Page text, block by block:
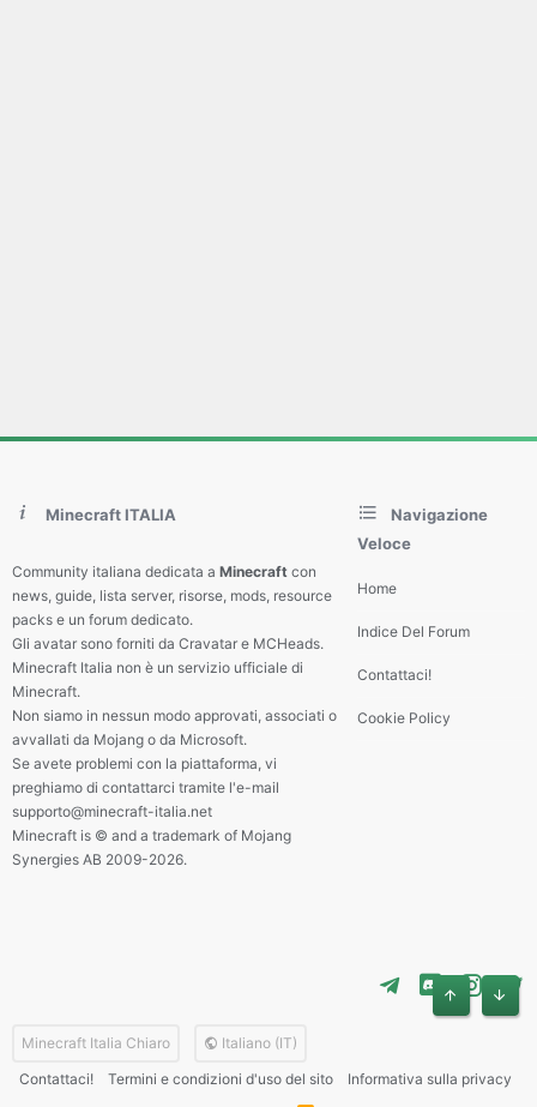
Minecraft ITALIA
Community italiana dedicata a Minecraft con
news, guide, lista server, risorse, mods, resource
packs e un forum dedicato.
Gli avatar sono forniti da Cravatar e MCHeads.
Minecraft Italia non è un servizio ufficiale di
Minecraft.
Non siamo in nessun modo approvati, associati o
avvallati da Mojang o da Microsoft.
Se avete problemi con la piattaforma, vi
preghiamo di contattarci tramite l'e-mail
supporto@minecraft-italia.net
Minecraft is © and a trademark of Mojang
Synergies AB 2009-2026.
Navigazione
Veloce
Home
Indice Del Forum
Contattaci!
Cookie Policy
Minecraft Italia Chiaro
Italiano (IT)
Contattaci!
Termini e condizioni d'uso del sito
Informativa sulla privacy
Alto Basso